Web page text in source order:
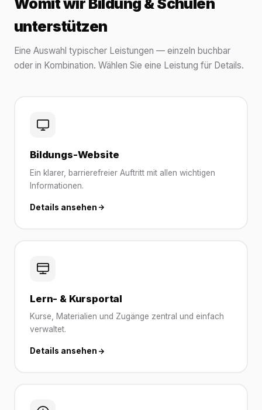
unterstützen
Eine Auswahl typischer Leistungen — einzeln buchbar
oder in Kombination. Wählen Sie eine Leistung für Details.
Bildungs-Website
Ein klarer, barrierefreier Auftritt mit allen wichtigen
Informationen.
Details ansehen
Lern- & Kursportal
Kurse, Materialien und Zugänge zentral und einfach
verwaltet.
Details ansehen